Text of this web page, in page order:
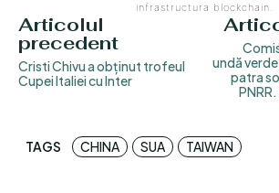
infrastructura blockchain.
Articolul
precedent
Cristi Chivu a obținut trofeul
Cupei Italiei cu Inter
undă
patra
TAGS CHINA SUA TAIWAN